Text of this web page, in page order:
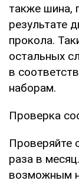
также шина,
результате
прокола.
остальных
в
наборам.
Проверка
Проверяйте
раза в
возможным